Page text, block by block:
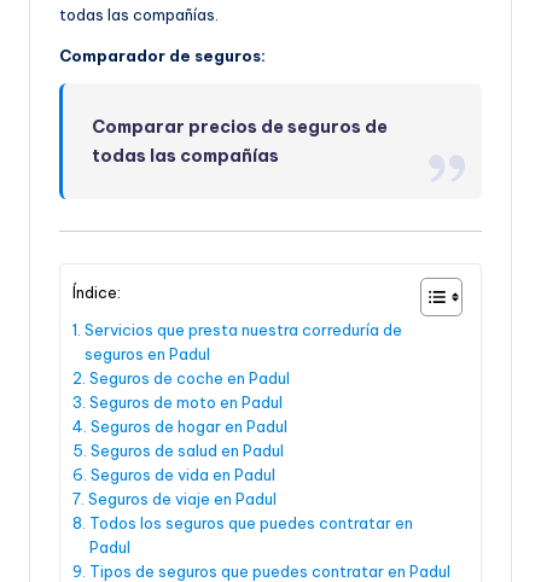
todas las compañías.
Comparador de seguros:
Comparar precios de seguros de
todas las compañías
Índice:
Servicios que presta nuestra correduría de
seguros en Padul
Seguros de coche en Padul
Seguros de moto en Padul
Seguros de hogar en Padul
Seguros de salud en Padul
Seguros de vida en Padul
Seguros de viaje en Padul
Todos los seguros que puedes contratar en
Padul
Tipos de seguros que puedes contratar en Padul